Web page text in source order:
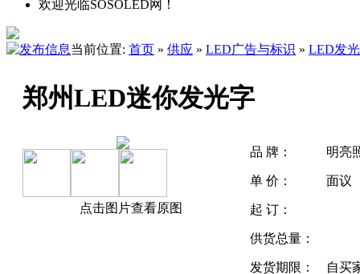
欢迎光临SOSOLED网！
当前位置: 首页 » 供应 » LED广告与标识 » LED发
郑州LED迷你发光字
点击图片查看原图
品 牌： 明亮
单 价： 面议
起 订：
供货总量：
发货期限： 自买